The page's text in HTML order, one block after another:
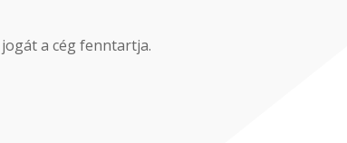
a cég fenntartja.